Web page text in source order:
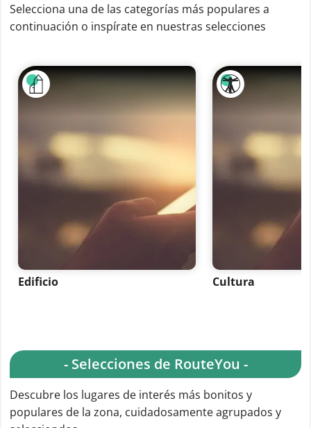
Selecciona una de las categorías más populares a
continuación o inspírate en nuestras selecciones
Edificio Cultura
- Selecciones de RouteYou -
Descubre los lugares de interés más bonitos y
populares de la zona, cuidadosamente agrupados y